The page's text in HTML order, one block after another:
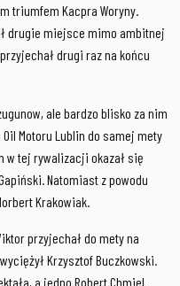
triumfem Kacpra Woryny.
drugie miejsce mimo ambitnej
drugi raz na końcu
ale bardzo blisko za nim
Motoru Lublin do samej mety
w tej rywalizacji okazał się
Natomiast z powodu
Krakowiak.
przyjechał do mety na
Krzysztof Buczkowski.
a jedno Robert Chmiel.